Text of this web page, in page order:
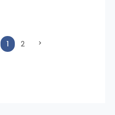
1(current)
2